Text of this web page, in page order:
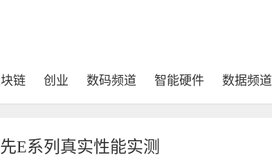
链 创业 数码频道 智能硬件 数据频道
E系列真实性能实测